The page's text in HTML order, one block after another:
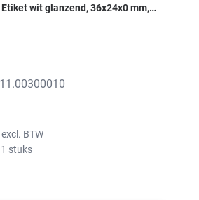
Etiket wit glanzend, 36x24x0 mm,
excl. BTW
stuks